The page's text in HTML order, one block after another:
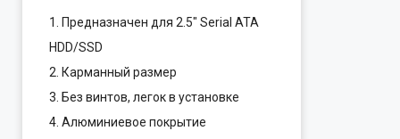
1. Предназначен для 2.5″ Serial ATA
HDD/SSD
2. Карманный размер
3. Без винтов, легок в установке
4. Алюминиевое покрытие